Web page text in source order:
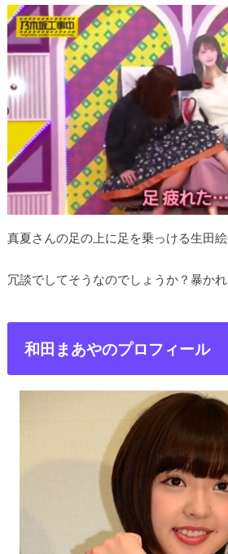
真夏さんの足の上に足を乗っける生田絵
冗談でしてそうなのでしょうか？暴かれ
和田まあやのプロフィール